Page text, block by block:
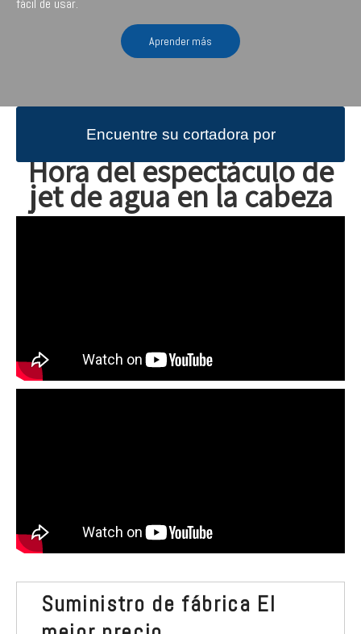
fácil de usar.
Aprender más
Encuentre su cortadora por
chorro de agua a la venta
Hora del espectáculo de
jet de agua en la cabeza
Suministro de fábrica El